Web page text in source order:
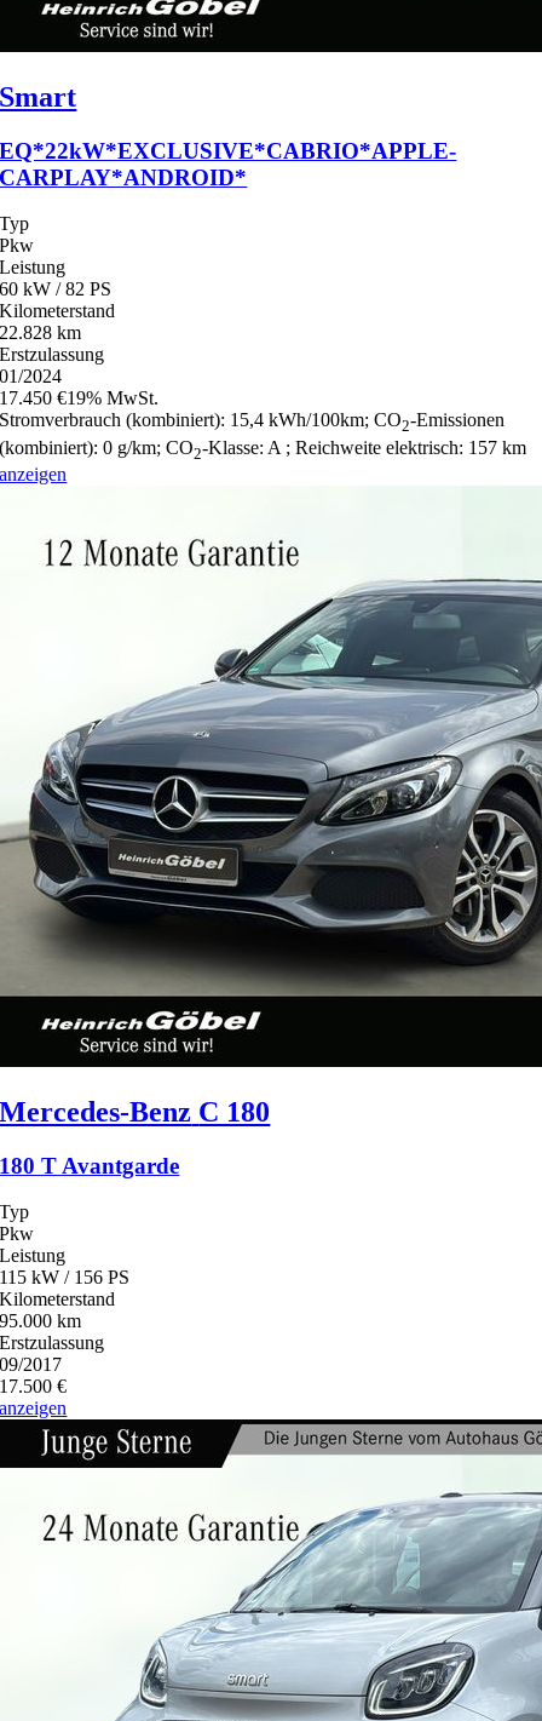
Smart
EQ*22kW*EXCLUSIVE*CABRIO*APPLE-
CARPLAY*ANDROID*
Typ
Pkw
Leistung
60 kW / 82 PS
Kilometerstand
22.828 km
Erstzulassung
01/2024
17.450 €19% MwSt.
Stromverbrauch (kombiniert): 15,4 kWh/100km;CO2-Emissionen
(kombiniert):0 g/km;CO2-Klasse: A ;Reichweite elektrisch: 157 km
anzeigen
Mercedes-Benz C 180
180 T Avantgarde
Typ
Pkw
Leistung
115 kW / 156 PS
Kilometerstand
95.000 km
Erstzulassung
09/2017
17.500 €
anzeigen